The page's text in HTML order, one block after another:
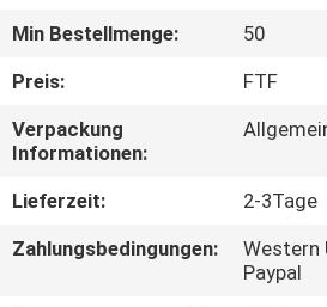
KONTAKT
UNS
Min Bestellmenge:
50
Preis:
FTF
Verpackung
Informationen:
Lieferzeit:
2-3Tage
Zahlungsbedingungen:
Western
Paypal